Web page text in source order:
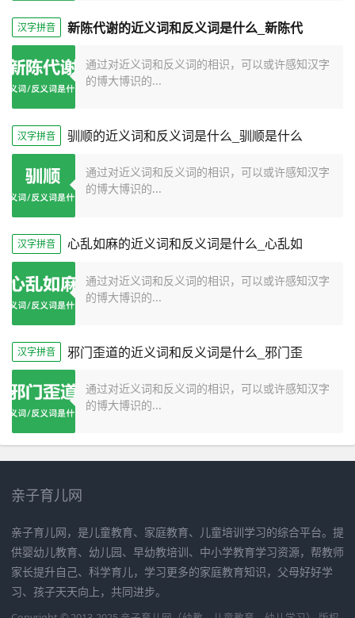
汉字拼音 新陈代谢的近义词和反义词是什么_新陈代
通过对近义词和反义词的相识，可以或许感知汉字
的博大博识的...
汉字拼音 驯顺的近义词和反义词是什么_驯顺是什么
通过对近义词和反义词的相识，可以或许感知汉字
的博大博识的...
汉字拼音 心乱如麻的近义词和反义词是什么_心乱如
通过对近义词和反义词的相识，可以或许感知汉字
的博大博识的...
汉字拼音 邪门歪道的近义词和反义词是什么_邪门歪
通过对近义词和反义词的相识，可以或许感知汉字
的博大博识的...
亲子育儿网
亲子育儿网，是儿童教育、家庭教育、儿童培训学习的综合平台。提
供婴幼儿教育、幼儿园、早幼教培训、中小学教育学习资源，帮教师
家长提升自己、科学育儿，学习更多的家庭教育知识，父母好好学
习、孩子天天向上，共同进步。